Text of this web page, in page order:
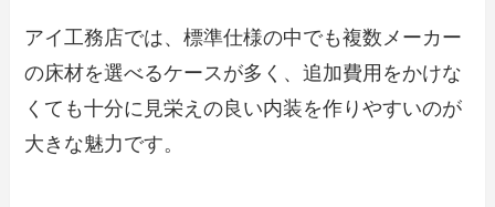
アイ工務店では、標準仕様の中でも複数メーカー
の床材を選べるケースが多く、追加費用をかけな
くても十分に見栄えの良い内装を作りやすいのが
大きな魅力です。